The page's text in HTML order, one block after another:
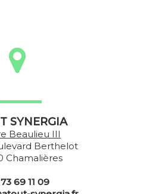
SYNERGIA
Beaulieu III
Berthelot
Chamalières
69 11 09